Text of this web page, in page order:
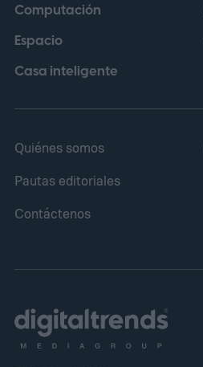
Computación
Espacio
Casa inteligente
Quiénes somos
Pautas editoriales
Contáctenos